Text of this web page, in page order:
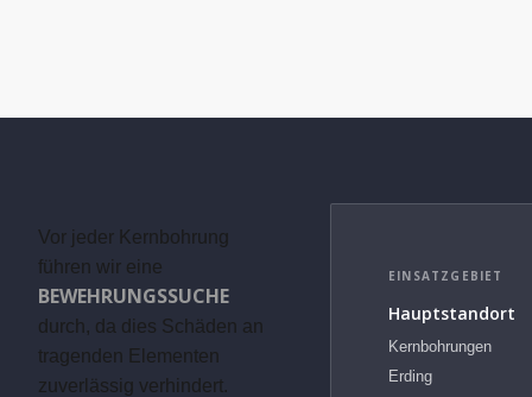
Vor jeder Kernbohrung
führen wir eine
BEWEHRUNGSSUCHE
durch, da dies Schäden an
tragenden Elementen
zuverlässig verhindert.
EINSATZGEBIET
Hauptstandort
Kernbohrungen
Erding